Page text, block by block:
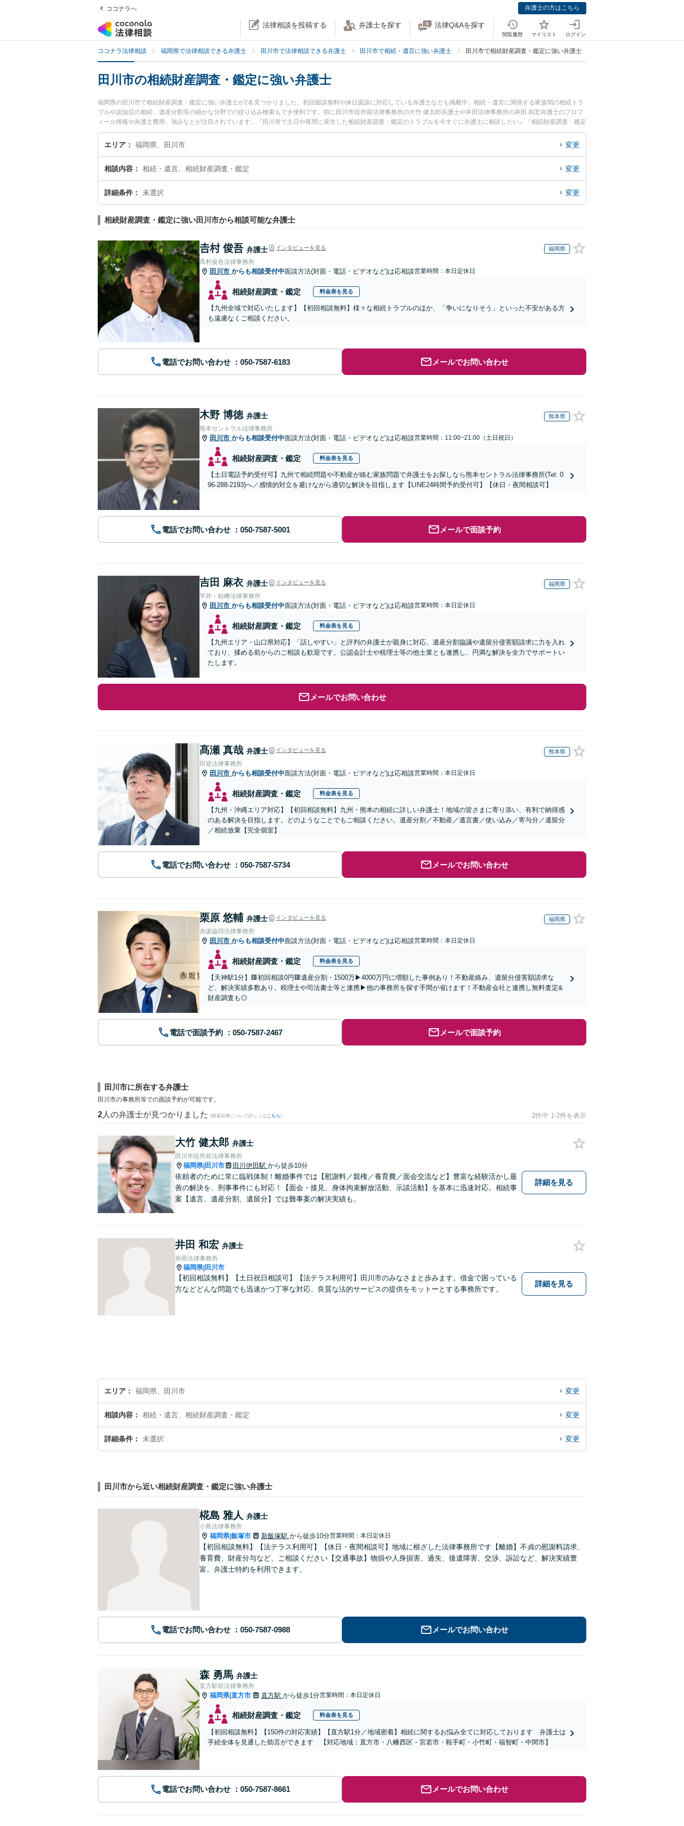
ココナラへ 弁護士の方はこちら
法律相談を投稿する 弁護士を探す 法律Q&Aを探す
閲覧履歴 マイリスト ログイン
ココナラ法律相談 福岡県で法律相談できる弁護士 田川市で法律相談できる弁護士 田川市で相続・遺言に強い弁護士 田川市で相続財産調査・鑑定に強い弁護士
田川市の相続財産調査・鑑定に強い弁護士
福岡県の田川市で相続財産調査・鑑定に強い弁護士が2名見つかりました。初回面談無料や休日面談に対応している弁護士なども掲載中。相続・遺言に関係する家族間の相続トラ
ブルや認知症の相続、遺産分割等の細かな分野での絞り込み検索もでき便利です。特に田川市役所前法律事務所の大竹 健太郎弁護士や井田法律事務所の井田 和宏弁護士のプロフ
ィール情報や弁護士費用、強みなどが注目されています。『田川市で土日や夜間に発生した相続財産調査・鑑定のトラブルを今すぐに弁護士に相談したい』『相続財産調査・鑑定
のトラブル解決の実績豊富な近くの弁護士を検索したい』『初回相談無料で相続財産調査・鑑定を法律相談できる田川市内の弁護士に相談予約したい』などでお困りの相談者さん
におすすめです。
エリア 福岡県、田川市 変更
相談内容 相続・遺言、相続財産調査・鑑定 変更
詳細条件 未選択 変更
相続財産調査・鑑定に強い田川市から相談可能な弁護士
𠮷村 俊吾 弁護士 インタビューを見る 福岡県
𠮷村俊吾法律事務所
田川市 からも相談受付中面談方法(対面・電話・ビデオなど)は応相談営業時間：本日定休日
相続財産調査・鑑定 料金表を見る
【九州全域で対応いたします】【初回相談無料】様々な相続トラブルのほか、「争いになりそう」といった不安がある方
も遠慮なくご相談ください。
電話でお問い合わせ メールでお問い合わせ
木野 博徳 弁護士 熊本県
熊本セントラル法律事務所
田川市 からも相談受付中面談方法(対面・電話・ビデオなど)は応相談営業時間：11:00~21:00（土日祝日）
相続財産調査・鑑定 料金表を見る
【土日電話予約受付可】九州で相続問題や不動産が絡む家族問題で弁護士をお探しなら熊本セントラル法律事務所(Tel: 0
96-288-2193)へ／感情的対立を避けながら適切な解決を目指します【LINE24時間予約受付可】【休日・夜間相談可】
電話でお問い合わせ メールで面談予約
吉田 麻衣 弁護士 インタビューを見る 福岡県
平井・柏﨑法律事務所
田川市 からも相談受付中面談方法(対面・電話・ビデオなど)は応相談営業時間：本日定休日
相続財産調査・鑑定 料金表を見る
【九州エリア・山口県対応】「話しやすい」と評判の弁護士が親身に対応。遺産分割協議や遺留分侵害額請求に力を入れ
ており、揉める前からのご相談も歓迎です。公認会計士や税理士等の他士業とも連携し、円満な解決を全力でサポートい
たします。
メールでお問い合わせ
髙瀬 真哉 弁護士 インタビューを見る 熊本県
田迎法律事務所
田川市 からも相談受付中面談方法(対面・電話・ビデオなど)は応相談営業時間：本日定休日
相続財産調査・鑑定 料金表を見る
【九州・沖縄エリア対応】【初回相談無料】九州・熊本の相続に詳しい弁護士！地域の皆さまに寄り添い、有利で納得感
のある解決を目指します。どのようなことでもご相談ください。遺産分割／不動産／遺言書／使い込み／寄与分／遺留分
／相続放棄【完全個室】
電話でお問い合わせ メールでお問い合わせ
栗原 悠輔 弁護士 インタビューを見る 福岡県
赤坂協同法律事務所
田川市 からも相談受付中面談方法(対面・電話・ビデオなど)は応相談営業時間：本日定休日
相続財産調査・鑑定 料金表を見る
【天神駅1分】🟥初回相談0円🟥遺産分割・1500万▶4000万円に増額した事例あり！不動産絡み、遺留分侵害額請求な
ど、解決実績多数あり。税理士や司法書士等と連携▶他の事務所を探す手間が省けます！不動産会社と連携し無料査定&
財産調査も◎
電話で面談予約 メールで面談予約
田川市に所在する弁護士
田川市の事務所等での面談予約が可能です。
2 人の弁護士が見つかりました (検索結果について詳しくは こちら) 2件中 1-2件を表示
大竹 健太郎 弁護士
田川市役所前法律事務所
福岡県|田川市 田川伊田駅 から徒歩10分
依頼者のために常に臨戦体制！離婚事件では【慰謝料／親権／養育費／面会交流など】豊富な経験活かし最
善の解決を、刑事事件にも対応！【面会・接見、身体拘束解放活動、示談活動】を基本に迅速対応。相続事
案【遺言、遺産分割、遺留分】では難事案の解決実績も。
詳細を見る
井田 和宏 弁護士
井田法律事務所
福岡県|田川市
【初回相談無料】【土日祝日相談可】【法テラス利用可】田川市のみなさまと歩みます。借金で困っている
方などどんな問題でも迅速かつ丁寧な対応、良質な法的サービスの提供をモットーとする事務所です。
詳細を見る
エリア 福岡県、田川市 変更
相談内容 相続・遺言、相続財産調査・鑑定 変更
詳細条件 未選択 変更
田川市から近い相続財産調査・鑑定に強い弁護士
椛島 雅人 弁護士
小島法律事務所
福岡県|飯塚市 新飯塚駅 から徒歩10分営業時間：本日定休日
【初回相談無料】【法テラス利用可】【休日・夜間相談可】地域に根ざした法律事務所です【離婚】不貞の慰謝料請求、
養育費、財産分与など、ご相談ください【交通事故】物損や人身損害、過失、後遺障害、交渉、訴訟など、解決実績豊
富。弁護士特約を利用できます。
電話でお問い合わせ メールでお問い合わせ
森 勇馬 弁護士
直方駅前法律事務所
福岡県|直方市 直方駅 から徒歩1分営業時間：本日定休日
相続財産調査・鑑定 料金表を見る
【初回相談無料】【150件の対応実績】【直方駅1分／地域密着】相続に関するお悩み全てに対応しております 弁護士は
手続全体を見通した助言ができます 【対応地域：直方市・八幡西区・宮若市・鞍手町・小竹町・福智町・中間市】
電話でお問い合わせ メールでお問い合わせ